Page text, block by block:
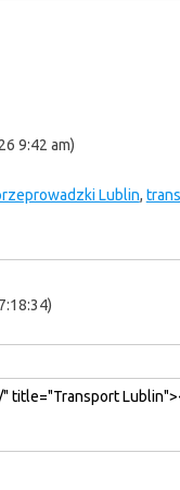
9:42 am)
Lublin,